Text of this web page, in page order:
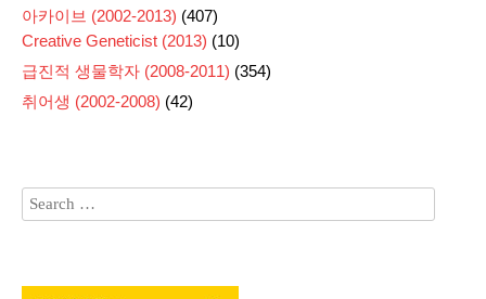
아카이브 (2002-2013) (407)
Creative Geneticist (2013) (10)
급진적 생물학자 (2008-2011) (354)
취어생 (2002-2008) (42)